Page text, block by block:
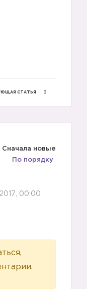
СТАТЬЯ
Сначала новые
По порядку
00:00